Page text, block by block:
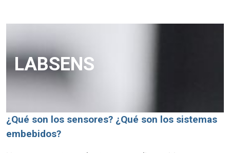
LABSENS
¿Qué son los sensores? ¿Qué son los sistemas
embebidos?